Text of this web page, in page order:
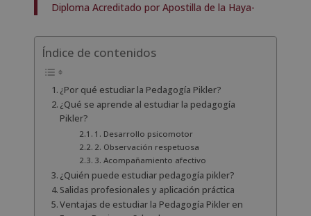
Diploma Acreditado por Apostilla de la Haya-
Índice de contenidos
¿Por qué estudiar la Pedagogía Pikler?
¿Qué se aprende al estudiar la pedagogía
Pikler?
1. Desarrollo psicomotor
2. Observación respetuosa
3. Acompañamiento afectivo
¿Quién puede estudiar pedagogía pikler?
Salidas profesionales y aplicación práctica
Ventajas de estudiar la Pedagogía Pikler en